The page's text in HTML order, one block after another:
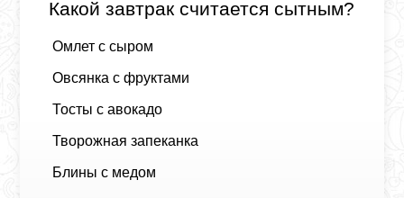
Какой завтрак считается сытным?
Омлет с сыром
Овсянка с фруктами
Тосты с авокадо
Творожная запеканка
Блины с медом